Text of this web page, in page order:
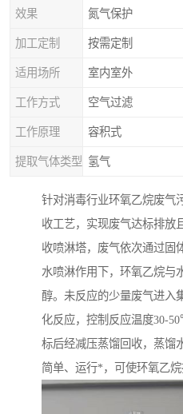
效果 氮气保护
加工定制 按需定制
适用场所 室内室外
工作方式 空气过滤
工作原理 容积式
提取气体类型 氢气
针对消毒行业环氧乙烷废气
收工艺，实现废气达标排放
收喷淋塔，废气依次通过固
水喷淋作用下，环氧乙烷与
醇。未反应的少量废气进入
化反应，控制反应温度30-
标后经减压蒸馏回收，蒸馏
简单、运行*，可使环氧乙烷